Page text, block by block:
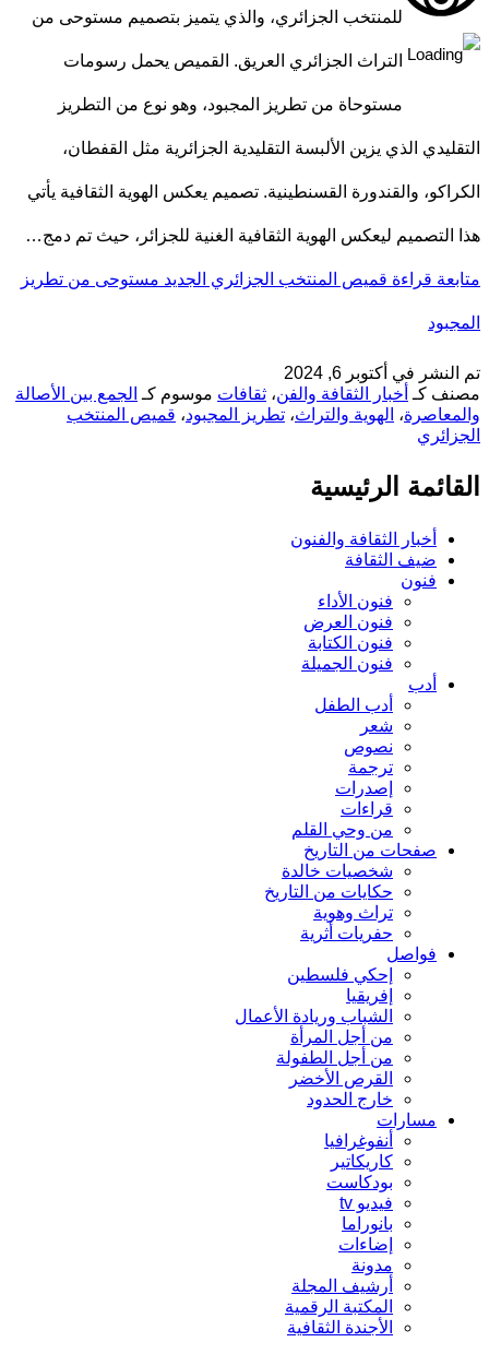
للمنتخب الجزائري، والذي يتميز بتصميم مستوحى من
التراث الجزائري العريق. القميص يحمل رسومات
مستوحاة من تطريز المجبود، وهو نوع من التطريز
التقليدي الذي يزين الألبسة التقليدية الجزائرية مثل القفطان،
الكراكو، والقندورة القسنطينية. تصميم يعكس الهوية الثقافية يأتي
هذا التصميم ليعكس الهوية الثقافية الغنية للجزائر، حيث تم دمج…
متابعة قراءة قميص المنتخب الجزائري الجديد مستوحى من تطريز
المجبود
تم النشر في أكتوبر 6, 2024
مصنف كـ أخبار الثقافة والفن، ثقافات موسوم كـ الجمع بين الأصالة
والمعاصرة، الهوية والتراث، تطريز المجبود، قميص المنتخب
الجزائري
القائمة الرئيسية
أخبار الثقافة والفنون
ضيف الثقافة
فنون
فنون الأداء
فنون العرض
فنون الكتابة
فنون الجميلة
أدب
أدب الطفل
شعر
نصوص
ترجمة
إصدرات
قراءات
من وحي القلم
صفحات من التاريخ
شخصيات خالدة
حكايات من التاريخ
تراث وهوية
حفريات أثرية
فواصل
إحكي فلسطين
إفريقيا
الشباب وريادة الأعمال
من أجل المرأة
من أجل الطفولة
القرص الأخضر
خارج الحدود
مسارات
أنفوغرافيا
كاريكاتير
بودكاست
فيديو tv
بانوراما
إضاءات
مدونة
أرشيف المجلة
المكتبة الرقمية
الأجندة الثقافية